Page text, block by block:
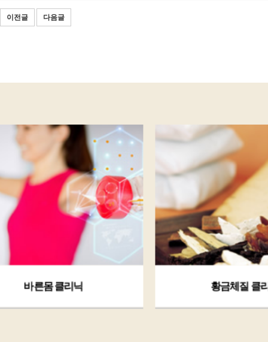
이전글 다음글
황금체질 클리닉 다